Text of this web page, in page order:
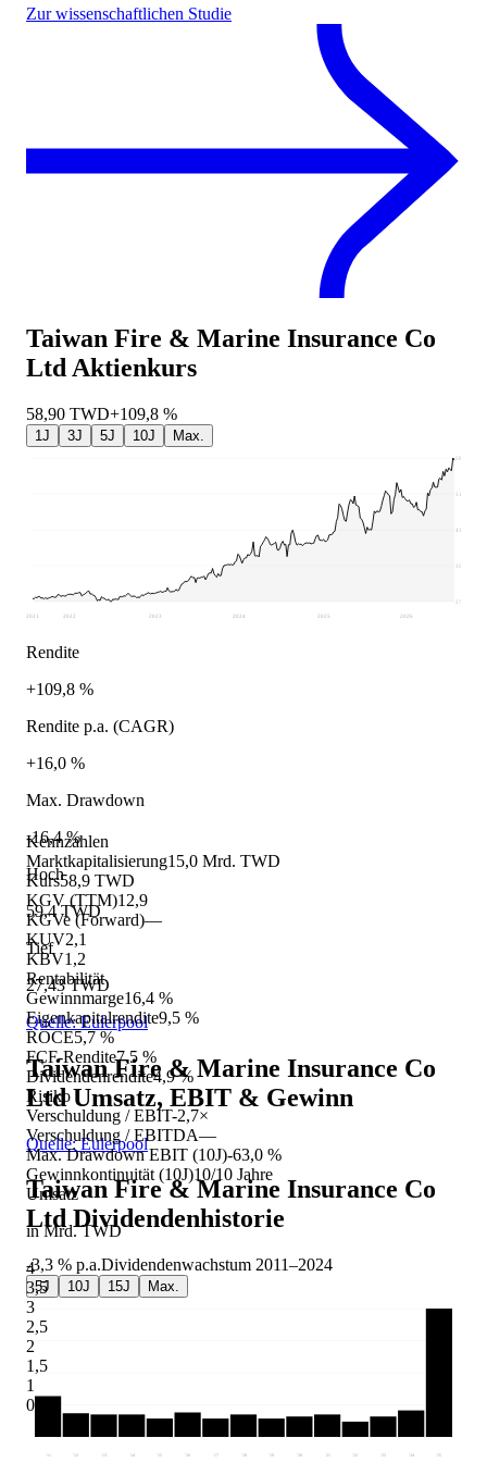
Kennzahlen
Marktkapitalisierung15,0 Mrd. TWD
Kurs58,9 TWD
KGV (TTM)12,9
KGVe (Forward)—
KUV2,1
KBV1,2
Rentabilität
Gewinnmarge16,4 %
Eigenkapitalrendite9,5 %
ROCE5,7 %
FCF-Rendite7,5 %
Dividendenrendite4,9 %
Risiko
Verschuldung / EBIT-2,7×
Verschuldung / EBITDA—
Max. Drawdown EBIT (10J)-63,0 %
Gewinnkontinuität (10J)10/10 Jahre
Umsatz
in Mrd. TWD
4
3,5
3
2,5
2
1,5
1
0,5
Zur wissenschaftlichen Studie
Taiwan Fire & Marine Insurance Co
Ltd Aktienkurs
58,90 TWD+109,8 %
1J 3J 5J 10J Max.
27,43
35,42
43,41
51,41
59,4
2021 2022 2023 2024 2025 2026
Rendite
+109,8 %
Rendite p.a. (CAGR)
+16,0 %
Max. Drawdown
-16,4 %
Hoch
59,4 TWD
Tief
27,43 TWD
Quelle: Eulerpool
Taiwan Fire & Marine Insurance Co
LtdUmsatz, EBIT & Gewinn
Quelle: Eulerpool
Taiwan Fire & Marine Insurance Co
LtdDividendenhistorie
-3,3 % p.a.Dividendenwachstum 2011–2024
5J 10J 15J Max.
'12 '14 '16 '17 '20 '21 '22 '23 '24 '25